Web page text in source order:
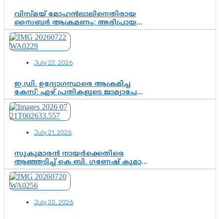
വിസ്മയ് മോഹൻലാലിനെതിരായ
സൈബർ ആക്രമണം; അഭിപ്രായ
സ്വാതന്ത്ര്യത്തെ നിശ്ശബ്ദമാക്കുന്ന
ഡിജിറ്റൽ ഗുണ്ടായിസത്തിന് അറുതി
വേണം
July 22, 2026
ഇ.ഡി. ഉദ്യോഗസ്ഥരെ ആക്രമിച്ച
കേസ്: ഏഴ് പ്രതികളുടെ ജാമ്യാപേക്ഷ
വീണ്ടും തള്ളി; അന്വേഷണം തുടരാൻ
കോടതി അനുമതി
July 21, 2026
സുകുമാരൻ നായർക്കെതിരെ
ആഞ്ഞടിച്ച് കെ.ബി. ഗണേഷ് കുമാർ,
വി.ഡി. സതീശന് പൂർണ പിന്തുണ
July 20, 2026